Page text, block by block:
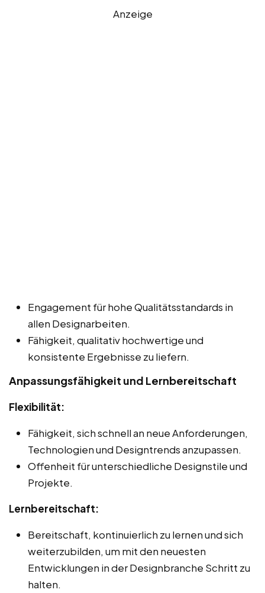
Anzeige
Engagement für hohe Qualitätsstandards in
allen Designarbeiten.
Fähigkeit, qualitativ hochwertige und
konsistente Ergebnisse zu liefern.
Anpassungsfähigkeit und Lernbereitschaft
Flexibilität:
Fähigkeit, sich schnell an neue Anforderungen,
Technologien und Designtrends anzupassen.
Offenheit für unterschiedliche Designstile und
Projekte.
Lernbereitschaft:
Bereitschaft, kontinuierlich zu lernen und sich
weiterzubilden, um mit den neuesten
Entwicklungen in der Designbranche Schritt zu
halten.